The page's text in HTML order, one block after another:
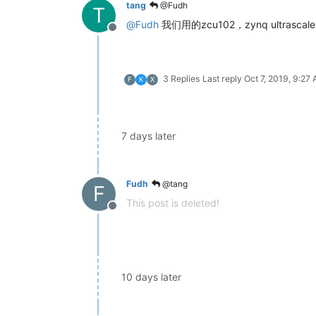
T
Offline
tang @Fudh
@Fudh 我们用的zcu102，zynq
F K X 3 Replies Last reply Oct 7, 2019, 9:27
7 days later
F
Offline
Fudh @tang
This post is deleted!
10 days later